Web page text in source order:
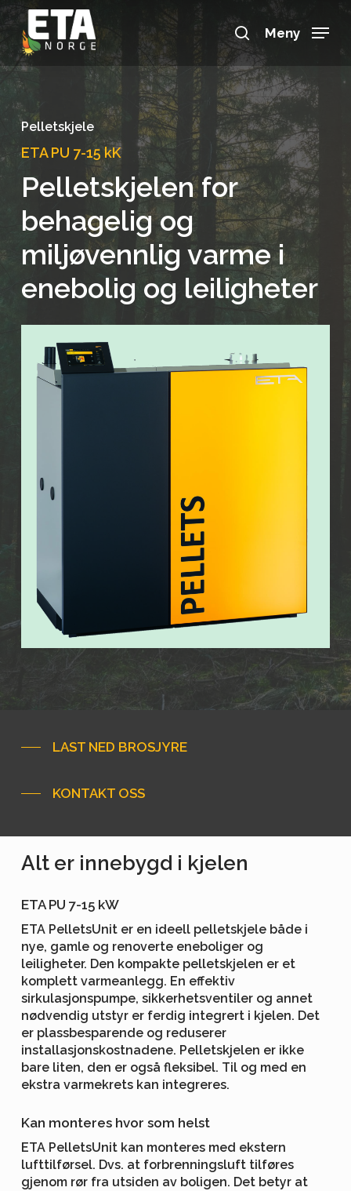
Skip
main
content
search
Meny
Pelletskjele
ETA PU 7-15 kK
Pelletskjelen for
behagelig og
miljøvennlig varme i
enebolig og leiligheter
LAST NED BROSJYRE
KONTAKT OSS
Alt er innebygd i kjelen
ETA PU 7-15 kW
ETA PelletsUnit er en ideell pelletskjele både i
nye, gamle og renoverte eneboliger og
leiligheter. Den kompakte pelletskjelen er et
komplett varmeanlegg. En effektiv
sirkulasjonspumpe, sikkerhetsventiler og annet
nødvendig utstyr er ferdig integrert i kjelen. Det
er plassbesparende og reduserer
installasjonskostnadene. Pelletskjelen er ikke
bare liten, den er også fleksibel. Til og med en
ekstra varmekrets kan integreres.
Kan monteres hvor som helst
ETA PelletsUnit kan monteres med ekstern
lufttilførsel. Dvs. at forbrenningsluft tilføres
gjenom rør fra utsiden av boligen. Det betyr at